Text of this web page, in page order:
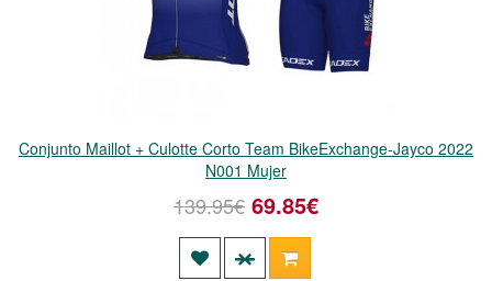
Conjunto Maillot + Culotte Corto Team BikeExchange-Jayco 2022
N001 Mujer
139.95€ 69.85€